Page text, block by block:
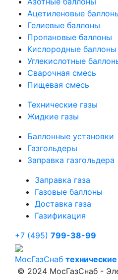
Ацетиленовые
Гелиевые баллоны
Пропановые баллоны
Кислородные баллоны
Углекислотные
Сварочная смесь
Пищевая смесь
Технические газы
Жидкие газы
Баллонные установки
Газгольдеры
Заправка газгольдера
Заправка газа
Газовые баллоны
Доставка газа
Газификация
+7 (495) 799-38-99
МосГазСнаб
© 2024 МосГазСнаб -